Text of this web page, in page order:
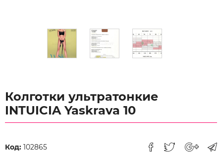
Колготки ультратонкие
INTUICIA Yaskrava 10
Код: 102865